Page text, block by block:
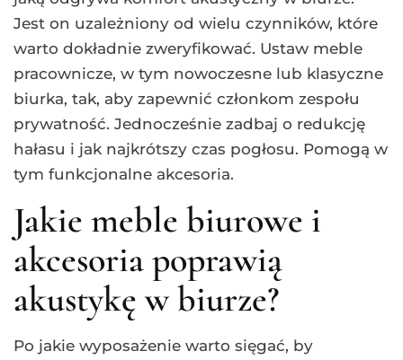
Jest on uzależniony od wielu czynników, które
warto dokładnie zweryfikować. Ustaw meble
pracownicze, w tym nowoczesne lub klasyczne
biurka, tak, aby zapewnić członkom zespołu
prywatność. Jednocześnie zadbaj o redukcję
hałasu i jak najkrótszy czas pogłosu. Pomogą w
tym funkcjonalne akcesoria.
Jakie meble biurowe i
akcesoria poprawią
akustykę w biurze?
Po jakie wyposażenie warto sięgać, by